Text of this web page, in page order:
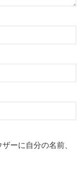
ーに自分の名前、